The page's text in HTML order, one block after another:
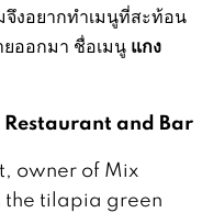
งอยากทำเมนูที่สะท้อน
ยออกมา ชื่อเมนู แกง
and Bar
owner of Mix
the tilapia green